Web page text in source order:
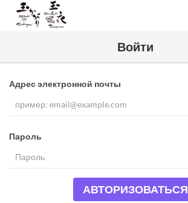
Войти
Адрес электронной почты
Пароль
АВТОРИЗОВАТЬСЯ